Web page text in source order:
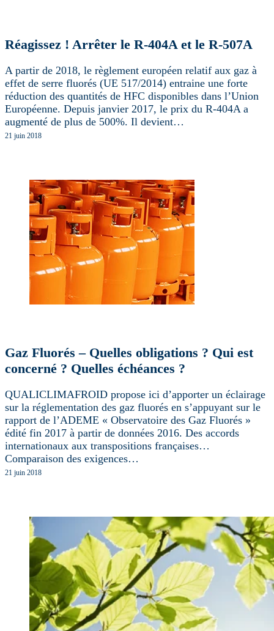
Réagissez ! Arrêter le R-404A et le R-507A
A partir de 2018, le règlement européen relatif aux gaz à
effet de serre fluorés (UE 517/2014) entraine une forte
réduction des quantités de HFC disponibles dans l’Union
Européenne. Depuis janvier 2017, le prix du R-404A a
augmenté de plus de 500%. Il devient…
21 juin 2018
Gaz Fluorés – Quelles obligations ? Qui est
concerné ? Quelles échéances ?
QUALICLIMAFROID propose ici d’apporter un éclairage
sur la réglementation des gaz fluorés en s’appuyant sur le
rapport de l’ADEME « Observatoire des Gaz Fluorés »
édité fin 2017 à partir de données 2016. Des accords
internationaux aux transpositions françaises…
Comparaison des exigences…
21 juin 2018